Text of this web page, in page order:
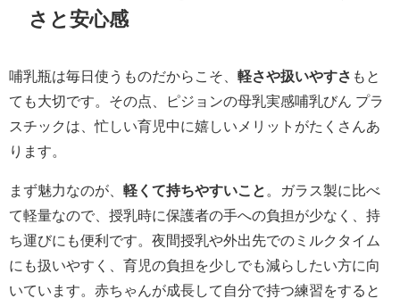
さと安心感
哺乳瓶は毎日使うものだからこそ、 軽さや扱いやすさ もと
ても大切です。その点、ピジョンの母乳実感哺乳びん プラ
スチックは、忙しい育児中に嬉しいメリットがたくさんあ
ります。
まず魅力なのが、 軽くて持ちやすいこと 。ガラス製に比べ
て軽量なので、授乳時に保護者の手への負担が少なく、持
ち運びにも便利です。夜間授乳や外出先でのミルクタイム
にも扱いやすく、育児の負担を少しでも減らしたい方に向
いています。赤ちゃんが成長して自分で持つ練習をすると